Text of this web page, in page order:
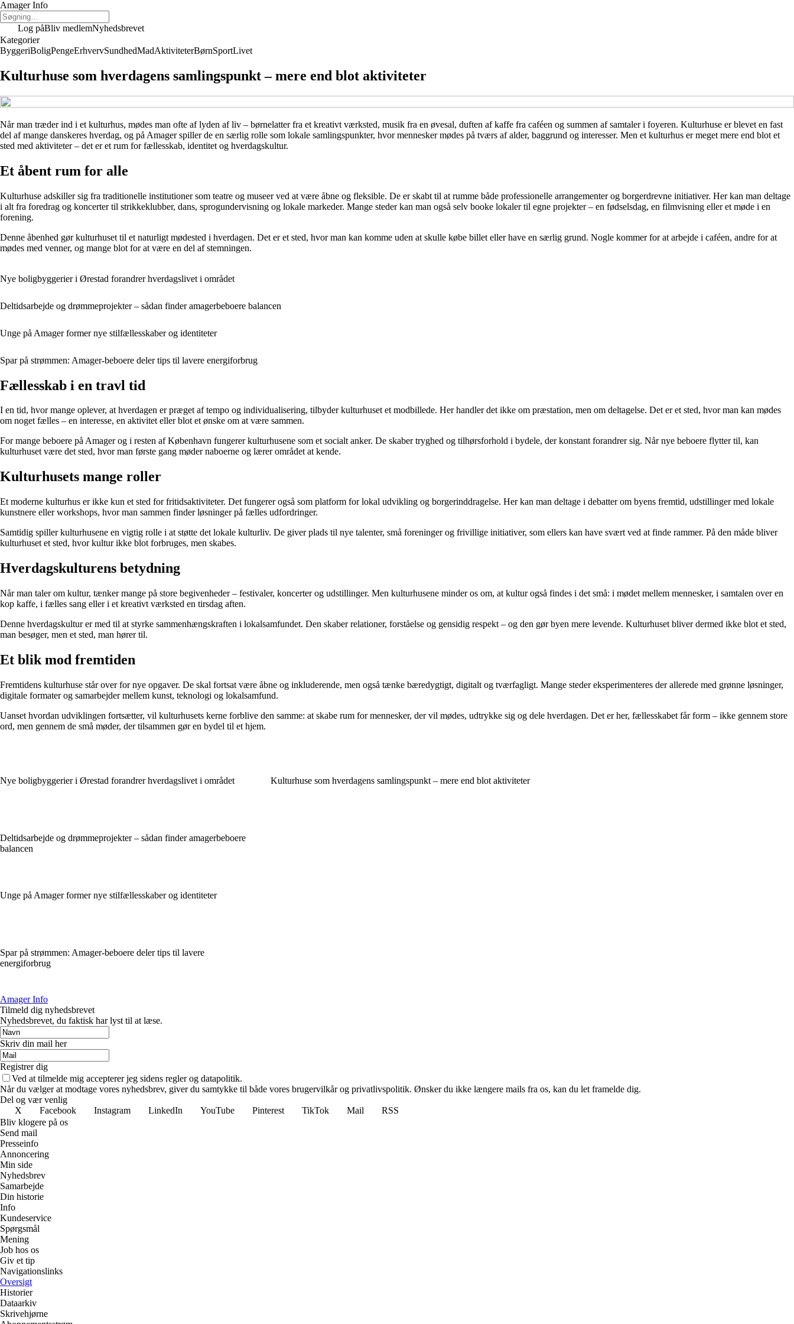
Amager Info
Log påBliv medlemNyhedsbrevet
Kategorier
ByggeriBoligPengeErhvervSundhedMadAktiviteterBørnSportLivet
Kulturhuse som hverdagens samlingspunkt – mere end blot aktiviteter
Når man træder ind i et kulturhus, mødes man ofte af lyden af liv – børnelatter fra et kreativt værksted, musik fra en øvesal, duften af kaffe fra caféen og summen af samtaler i foyeren. Kulturhuse er blevet en fast
del af mange danskeres hverdag, og på Amager spiller de en særlig rolle som lokale samlingspunkter, hvor mennesker mødes på tværs af alder, baggrund og interesser. Men et kulturhus er meget mere end blot et
sted med aktiviteter – det er et rum for fællesskab, identitet og hverdagskultur.
Et åbent rum for alle
Kulturhuse adskiller sig fra traditionelle institutioner som teatre og museer ved at være åbne og fleksible. De er skabt til at rumme både professionelle arrangementer og borgerdrevne initiativer. Her kan man deltage
i alt fra foredrag og koncerter til strikkeklubber, dans, sprogundervisning og lokale markeder. Mange steder kan man også selv booke lokaler til egne projekter – en fødselsdag, en filmvisning eller et møde i en
forening.
Denne åbenhed gør kulturhuset til et naturligt mødested i hverdagen. Det er et sted, hvor man kan komme uden at skulle købe billet eller have en særlig grund. Nogle kommer for at arbejde i caféen, andre for at
mødes med venner, og mange blot for at være en del af stemningen.
Nye boligbyggerier i Ørestad forandrer hverdagslivet i området
Deltidsarbejde og drømmeprojekter – sådan finder amagerbeboere balancen
Unge på Amager former nye stilfællesskaber og identiteter
Spar på strømmen: Amager-beboere deler tips til lavere energiforbrug
Fællesskab i en travl tid
I en tid, hvor mange oplever, at hverdagen er præget af tempo og individualisering, tilbyder kulturhuset et modbillede. Her handler det ikke om præstation, men om deltagelse. Det er et sted, hvor man kan mødes
om noget fælles – en interesse, en aktivitet eller blot et ønske om at være sammen.
For mange beboere på Amager og i resten af København fungerer kulturhusene som et socialt anker. De skaber tryghed og tilhørsforhold i bydele, der konstant forandrer sig. Når nye beboere flytter til, kan
kulturhuset være det sted, hvor man første gang møder naboerne og lærer området at kende.
Kulturhusets mange roller
Et moderne kulturhus er ikke kun et sted for fritidsaktiviteter. Det fungerer også som platform for lokal udvikling og borgerinddragelse. Her kan man deltage i debatter om byens fremtid, udstillinger med lokale
kunstnere eller workshops, hvor man sammen finder løsninger på fælles udfordringer.
Samtidig spiller kulturhusene en vigtig rolle i at støtte det lokale kulturliv. De giver plads til nye talenter, små foreninger og frivillige initiativer, som ellers kan have svært ved at finde rammer. På den måde bliver
kulturhuset et sted, hvor kultur ikke blot forbruges, men skabes.
Hverdagskulturens betydning
Når man taler om kultur, tænker mange på store begivenheder – festivaler, koncerter og udstillinger. Men kulturhusene minder os om, at kultur også findes i det små: i mødet mellem mennesker, i samtalen over en
kop kaffe, i fælles sang eller i et kreativt værksted en tirsdag aften.
Denne hverdagskultur er med til at styrke sammenhængskraften i lokalsamfundet. Den skaber relationer, forståelse og gensidig respekt – og den gør byen mere levende. Kulturhuset bliver dermed ikke blot et sted,
man besøger, men et sted, man hører til.
Et blik mod fremtiden
Fremtidens kulturhuse står over for nye opgaver. De skal fortsat være åbne og inkluderende, men også tænke bæredygtigt, digitalt og tværfagligt. Mange steder eksperimenteres der allerede med grønne løsninger,
digitale formater og samarbejder mellem kunst, teknologi og lokalsamfund.
Uanset hvordan udviklingen fortsætter, vil kulturhusets kerne forblive den samme: at skabe rum for mennesker, der vil mødes, udtrykke sig og dele hverdagen. Det er her, fællesskabet får form – ikke gennem store
ord, men gennem de små møder, der tilsammen gør en bydel til et hjem.
Nye boligbyggerier i Ørestad forandrer hverdagslivet i området
Deltidsarbejde og drømmeprojekter – sådan finder amagerbeboere
balancen
Unge på Amager former nye stilfællesskaber og identiteter
Spar på strømmen: Amager-beboere deler tips til lavere
energiforbrug
Kulturhuse som hverdagens samlingspunkt – mere end blot aktiviteter
Amager Info
Tilmeld dig nyhedsbrevet
Nyhedsbrevet, du faktisk har lyst til at læse.
Skriv din mail her
Registrer dig
Ved at tilmelde mig accepterer jeg sidens regler og datapolitik.
Når du vælger at modtage vores nyhedsbrev, giver du samtykke til både vores brugervilkår og privatlivspolitik. Ønsker du ikke længere mails fra os, kan du let framelde dig.
Del og vær venlig
X
Facebook Instagram LinkedIn YouTube Pinterest TikTok Mail
RSS
Bliv klogere på os
Send mail
Presseinfo
Annoncering
Min side
Nyhedsbrev
Samarbejde
Din historie
Info
Kundeservice
Spørgsmål
Mening
Job hos os
Giv et tip
Navigationslinks
Oversigt
Historier
Dataarkiv
Skrivehjørne